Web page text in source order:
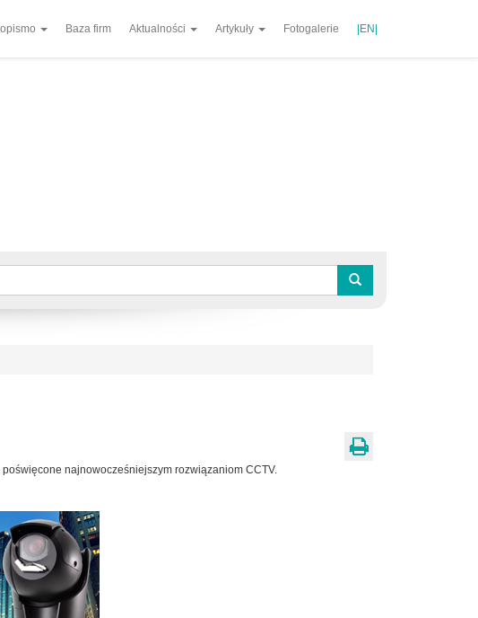
Baza firm Aktualności Artykuły Fotogalerie |EN|
najnowocześniejszym rozwiązaniom CCTV.